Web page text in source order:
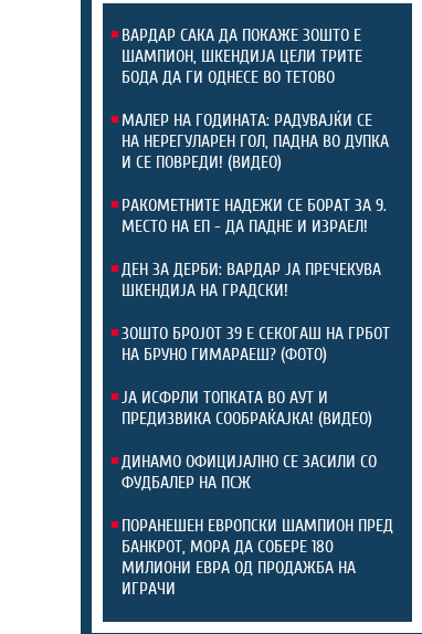
ВАРДАР САКА ДА ПОКАЖЕ ЗОШТО Е
ШАМПИОН, ШКЕНДИЈА ЦЕЛИ ТРИТЕ
БОДА ДА ГИ ОДНЕСЕ ВО ТЕТОВО
МАЛЕР НА ГОДИНАТА: РАДУВАЈЌИ СЕ
НА НЕРЕГУЛАРЕН ГОЛ, ПАДНА ВО ДУПКА
И СЕ ПОВРЕДИ! (ВИДЕО)
РАКОМЕТНИТЕ НАДЕЖИ СЕ БОРАТ ЗА 9.
МЕСТО НА ЕП - ДА ПАДНЕ И ИЗРАЕЛ!
ДЕН ЗА ДЕРБИ: ВАРДАР ЈА ПРЕЧЕКУВА
ШКЕНДИЈА НА ГРАДСКИ!
ЗОШТО БРОЈОТ 39 Е СЕКОГАШ НА ГРБОТ
НА БРУНО ГИМАРАЕШ? (ФОТО)
ЈА ИСФРЛИ ТОПКАТА ВО АУТ И
ПРЕДИЗВИКА СООБРАЌАЈКА! (ВИДЕО)
ДИНАМО ОФИЦИЈАЛНО СЕ ЗАСИЛИ СО
ФУДБАЛЕР НА ПСЖ
ПОРАНЕШЕН ЕВРОПСКИ ШАМПИОН ПРЕД
БАНКРОТ, МОРА ДА СОБЕРЕ 180
МИЛИОНИ ЕВРА ОД ПРОДАЖБА НА
ИГРАЧИ